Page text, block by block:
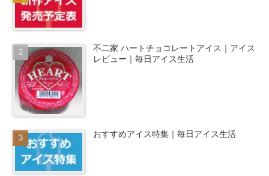
不二家 ハートチョコレートアイス｜アイス
レビュー｜毎日アイス生活
おすすめアイス特集｜毎日アイス生活